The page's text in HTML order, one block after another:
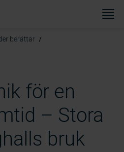
berättar
för en
– Stora
bruk